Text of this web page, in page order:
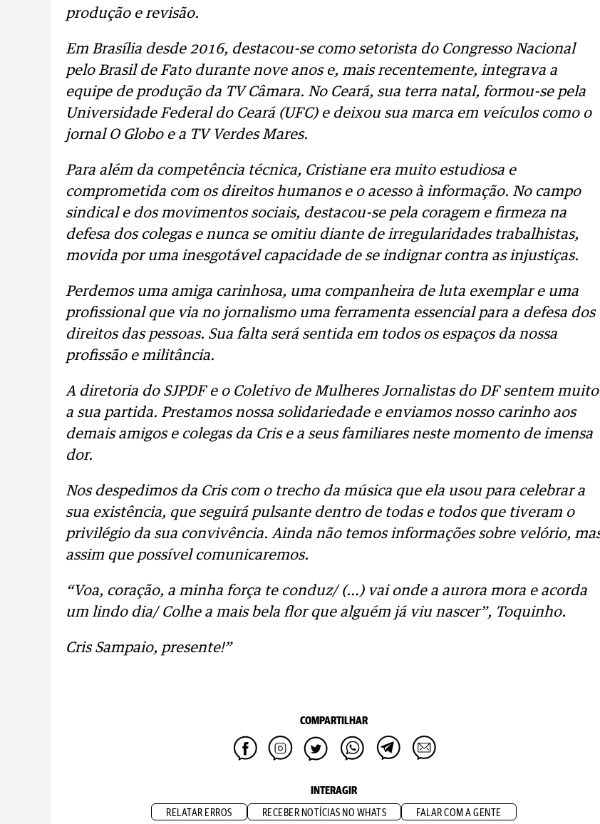
produção e revisão.
Em Brasília desde 2016, destacou-se como setorista do Congresso Nacional
pelo Brasil de Fato durante nove anos e, mais recentemente, integrava a
equipe de produção da TV Câmara. No Ceará, sua terra natal, formou-se pela
Universidade Federal do Ceará (UFC) e deixou sua marca em veículos como o
jornal O Globo e a TV Verdes Mares.
Para além da competência técnica, Cristiane era muito estudiosa e
comprometida com os direitos humanos e o acesso à informação. No campo
sindical e dos movimentos sociais, destacou-se pela coragem e firmeza na
defesa dos colegas e nunca se omitiu diante de irregularidades trabalhistas,
movida por uma inesgotável capacidade de se indignar contra as injustiças.
Perdemos uma amiga carinhosa, uma companheira de luta exemplar e uma
profissional que via no jornalismo uma ferramenta essencial para a defesa dos
direitos das pessoas. Sua falta será sentida em todos os espaços da nossa
profissão e militância.
A diretoria do SJPDF e o Coletivo de Mulheres Jornalistas do DF sentem muito
a sua partida. Prestamos nossa solidariedade e enviamos nosso carinho aos
demais amigos e colegas da Cris e a seus familiares neste momento de imensa
dor.
Nos despedimos da Cris com o trecho da música que ela usou para celebrar a
sua existência, que seguirá pulsante dentro de todas e todos que tiveram o
privilégio da sua convivência. Ainda não temos informações sobre velório,
assim que possível comunicaremos.
“Voa, coração, a minha força te conduz/ (…) vai onde a aurora mora e acorda
um lindo dia/ Colhe a mais bela flor que alguém já viu nascer”, Toquinho.
Cris Sampaio, presente!”
COMPARTILHAR
INTERAGIR
RELATAR ERROS RECEBER NOTÍCIAS NO WHATS FALAR COM A GENTE